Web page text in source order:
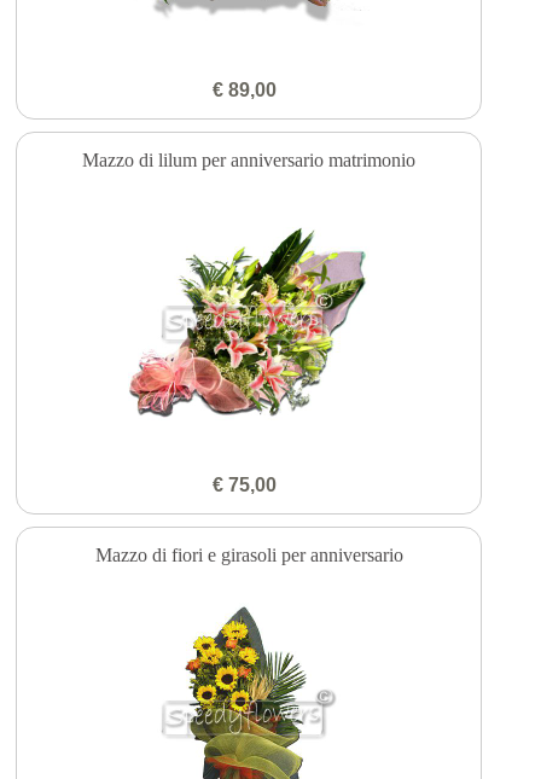
€ 89,00
Mazzo di lilum per anniversario matrimonio
€ 75,00
Mazzo di fiori e girasoli per anniversario